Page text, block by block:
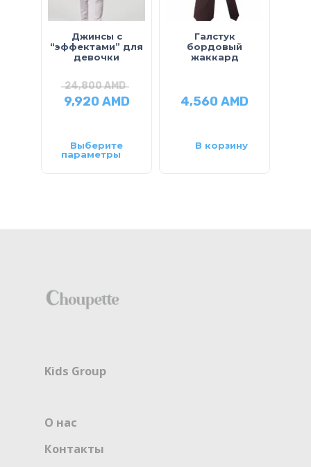
Джинсы с
“эффектами” для
девочки
24,800AMD
9,920AMD
Выберите
параметры
Галстук
бордовый
жаккард
4,560AMD
В корзину
Kids Group
О нас
Контакты